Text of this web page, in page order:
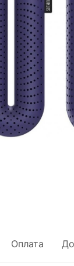
Оплата